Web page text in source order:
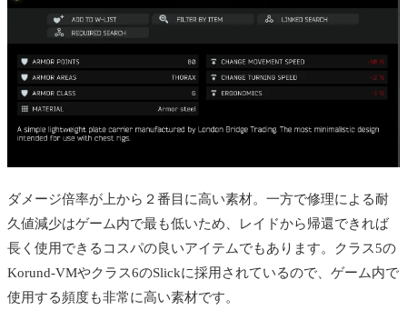
ダメージ倍率が上から２番目に高い素材。一方で修理による耐
久値減少はゲーム内で最も低いため、レイドから帰還できれば
長く使用できるコスパの良いアイテムでもあります。クラス5の
Korund-VMやクラス6のSlickに採用されているので、ゲーム内で
使用する頻度も非常に高い素材です。